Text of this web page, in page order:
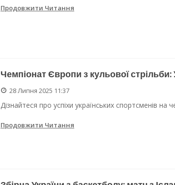
Продовжити Читання
Чемпіонат Європи з кульової стрільби:
28 Липня 2025 11:37
Дізнайтеся про успіхи українських спортсменів
Продовжити Читання